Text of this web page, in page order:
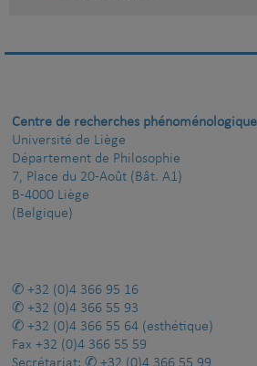
Centre de recherches
Université de Liège
Département de Philosophie
7, Place du 20-Août (Bât. A1)
B-4000 Liège
(Belgique)
+32 (0)4 366 95 16
+32 (0)4 366 55 93
+32 (0)4 366 55 64 (esthétique)
Fax +32 (0)4 366 55 59